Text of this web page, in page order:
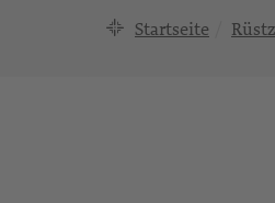
Startseite